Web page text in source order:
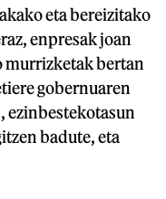
eta bereizitako
enpresak joan
murrizketak bertan
gobernuaren
ezinbestekotasun
badute, eta